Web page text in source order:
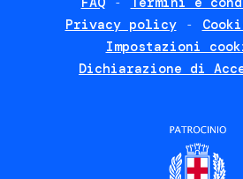
Privacy policy
Impostazioni
Dichiarazione di